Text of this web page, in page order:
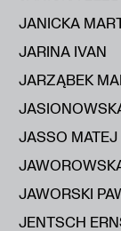
JANICKA
JARINA IVAN
JARZĄBEK
JASSO MATEJ
JAWORSKI
JENTSCH